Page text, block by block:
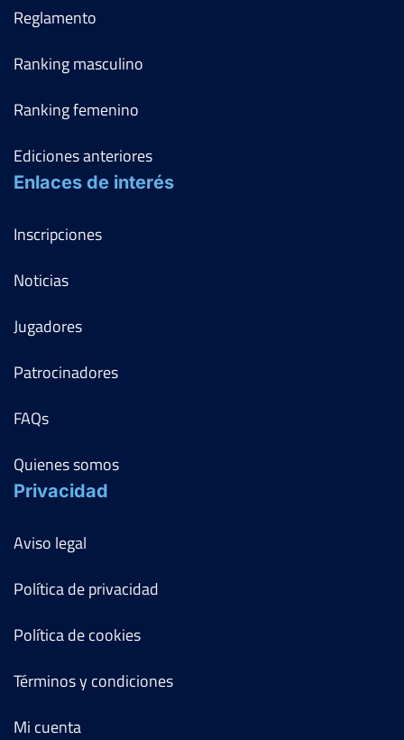
Reglamento
Ranking masculino
Ranking femenino
Ediciones anteriores
Enlaces de interés
Inscripciones
Noticias
Jugadores
Patrocinadores
FAQs
Quienes somos
Privacidad
Aviso legal
Política de privacidad
Política de cookies
Términos y condiciones
Mi cuenta